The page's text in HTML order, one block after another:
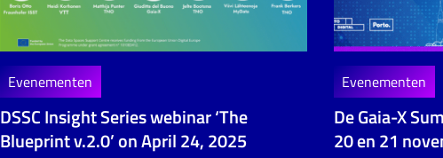
Evenementen
DSSC Insight Series webinar ‘The
Blueprint v.2.0’ on April 24, 2025
Evenementen
De Gaia-X
20 en 21